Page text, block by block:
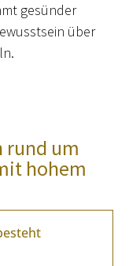
gesünder
über
rund um
hohem